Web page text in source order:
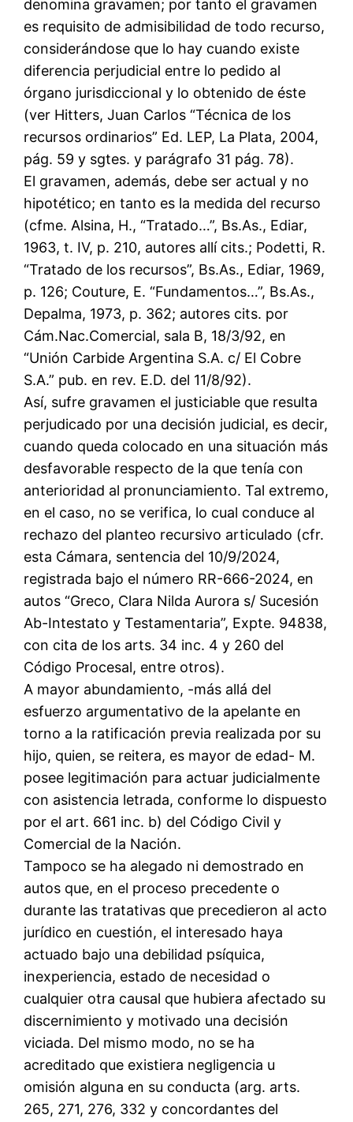
denomina gravamen; por tanto el gravamen
es requisito de admisibilidad de todo recurso,
considerándose que lo hay cuando existe
diferencia perjudicial entre lo pedido al
órgano jurisdiccional y lo obtenido de éste
(ver Hitters, Juan Carlos “Técnica de los
recursos ordinarios” Ed. LEP, La Plata, 2004,
pág. 59 y sgtes. y parágrafo 31 pág. 78).
El gravamen, además, debe ser actual y no
hipotético; en tanto es la medida del recurso
(cfme. Alsina, H., “Tratado…”, Bs.As., Ediar,
1963, t. IV, p. 210, autores allí cits.; Podetti, R.
“Tratado de los recursos”, Bs.As., Ediar, 1969,
p. 126; Couture, E. “Fundamentos…”, Bs.As.,
Depalma, 1973, p. 362; autores cits. por
Cám.Nac.Comercial, sala B, 18/3/92, en
“Unión Carbide Argentina S.A. c/ El Cobre
S.A.” pub. en rev. E.D. del 11/8/92).
Así, sufre gravamen el justiciable que resulta
perjudicado por una decisión judicial, es decir,
cuando queda colocado en una situación más
desfavorable respecto de la que tenía con
anterioridad al pronunciamiento. Tal extremo,
en el caso, no se verifica, lo cual conduce al
rechazo del planteo recursivo articulado (cfr.
esta Cámara, sentencia del 10/9/2024,
registrada bajo el número RR-666-2024, en
autos “Greco, Clara Nilda Aurora s/ Sucesión
Ab-Intestato y Testamentaria”, Expte. 94838,
con cita de los arts. 34 inc. 4 y 260 del
Código Procesal, entre otros).
A mayor abundamiento, -más allá del
esfuerzo argumentativo de la apelante en
torno a la ratificación previa realizada por su
hijo, quien, se reitera, es mayor de edad- M.
posee legitimación para actuar judicialmente
con asistencia letrada, conforme lo dispuesto
por el art. 661 inc. b) del Código Civil y
Comercial de la Nación.
Tampoco se ha alegado ni demostrado en
autos que, en el proceso precedente o
durante las tratativas que precedieron al acto
jurídico en cuestión, el interesado haya
actuado bajo una debilidad psíquica,
inexperiencia, estado de necesidad o
cualquier otra causal que hubiera afectado su
discernimiento y motivado una decisión
viciada. Del mismo modo, no se ha
acreditado que existiera negligencia u
omisión alguna en su conducta (arg. arts.
265, 271, 276, 332 y concordantes del